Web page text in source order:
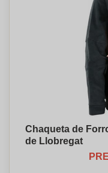
Chaqueta de
de Llobregat